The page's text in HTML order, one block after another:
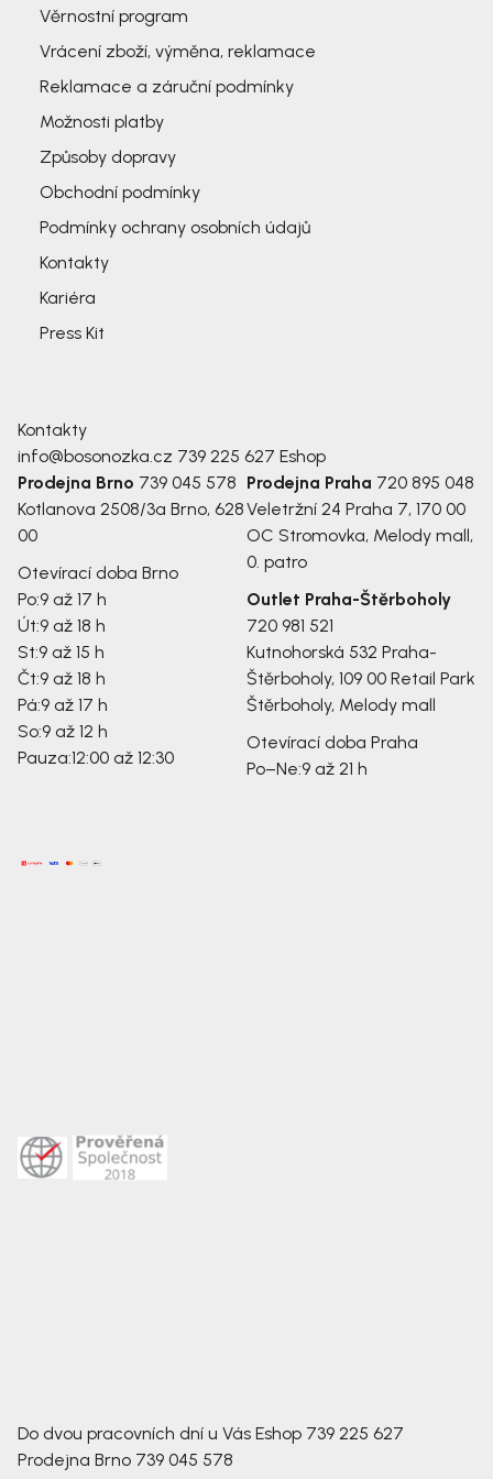
Věrnostní program
Vrácení zboží, výměna, reklamace
Reklamace a záruční podmínky
Možnosti platby
Způsoby dopravy
Obchodní podmínky
Podmínky ochrany osobních údajů
Kontakty
Kariéra
Press Kit
Kontakty
info@bosonozka.cz 739 225 627 Eshop
Prodejna Brno 739 045 578
Kotlanova 2508/3a Brno, 628
00
Otevírací doba Brno
Po:9 až 17 h
Út:9 až 18 h
St:9 až 15 h
Čt:9 až 18 h
Pá:9 až 17 h
So:9 až 12 h
Pauza:12:00 až 12:30
Prodejna Praha 720 895 048
Veletržní 24 Praha 7, 170 00
OC Stromovka, Melody mall,
0. patro
Outlet Praha-Štěrboholy
720 981 521
Kutnohorská 532 Praha-
Štěrboholy, 109 00 Retail Park
Štěrboholy, Melody mall
Otevírací doba Praha
Po–Ne:9 až 21 h
Do dvou pracovních dní u Vás Eshop 739 225 627
Prodejna Brno 739 045 578